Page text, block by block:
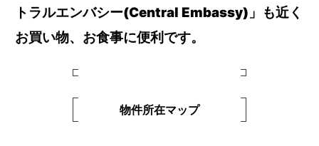
トラルエンバシー(Central Embassy)」も近く
お買い物、お食事に便利です。
物件所在マップ